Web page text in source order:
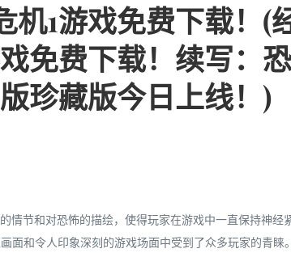
机1游戏免费下载！(
免费下载！续写：
珍藏版今日上线！)
情节和对恐怖的描绘，使得玩家在游戏中一直保持神经
面和令人印象深刻的游戏场面中受到了众多玩家的青睐